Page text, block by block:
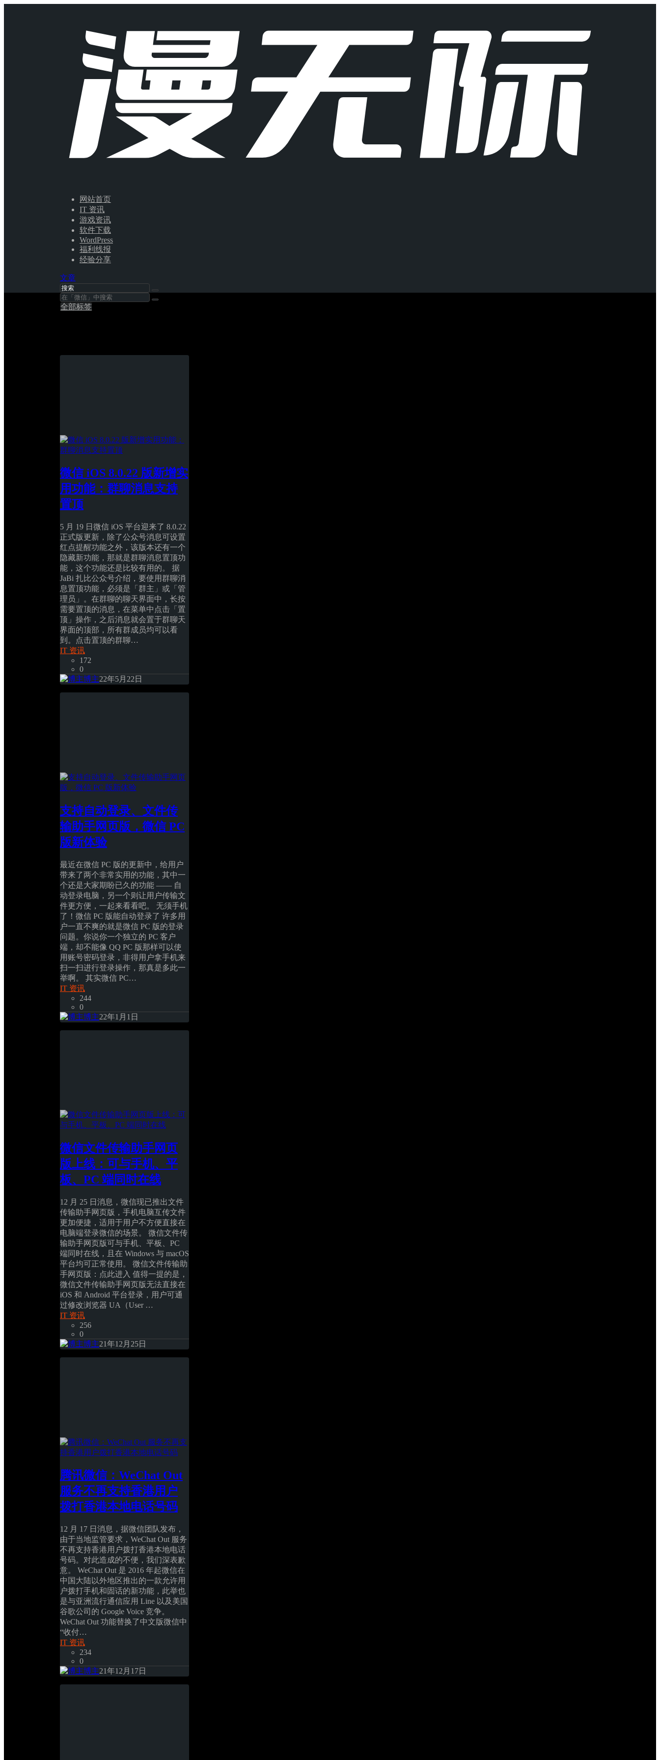
网站首页
IT 资讯
游戏资讯
软件下载
WordPress
福利线报
经验分享
文章
全部标签
微信 iOS 8.0.22 版新增实
用功能：群聊消息支持
置顶
5 月 19 日微信 iOS 平台迎来了 8.0.22
正式版更新，除了公众号消息可设置
红点提醒功能之外，该版本还有一个
隐藏新功能，那就是群聊消息置顶功
能，这个功能还是比较有用的。 据
JaBi 扎比公众号介绍，要使用群聊消
息置顶功能，必须是「群主」或「管
理员」。在群聊的聊天界面中，长按
需要置顶的消息，在菜单中点击「置
顶」操作，之后消息就会置于群聊天
界面的顶部，所有群成员均可以看
到。点击置顶的群聊…
IT 资讯
172
0
博主22年5月22日
支持自动登录、文件传
输助手网页版，微信 PC
版新体验
最近在微信 PC 版的更新中，给用户
带来了两个非常实用的功能，其中一
个还是大家期盼已久的功能 —— 自
动登录电脑，另一个则让用户传输文
件更方便，一起来看看吧。 无须手机
了！微信 PC 版能自动登录了 许多用
户一直不爽的就是微信 PC 版的登录
问题。你说你一个独立的 PC 客户
端，却不能像 QQ PC 版那样可以使
用账号密码登录，非得用户拿手机来
扫一扫进行登录操作，那真是多此一
举啊。 其实微信 PC…
IT 资讯
244
0
博主22年1月1日
微信文件传输助手网页
版上线：可与手机、平
板、PC 端同时在线
12 月 25 日消息，微信现已推出文件
传输助手网页版，手机电脑互传文件
更加便捷，适用于用户不方便直接在
电脑端登录微信的场景。 微信文件传
输助手网页版可与手机、平板、PC
端同时在线，且在 Windows 与 macOS
平台均可正常使用。 微信文件传输助
手网页版：点此进入 值得一提的是，
微信文件传输助手网页版无法直接在
iOS 和 Android 平台登录，用户可通
过修改浏览器 UA（User …
IT 资讯
256
0
博主21年12月25日
腾讯微信：WeChat Out
服务不再支持香港用户
拨打香港本地电话号码
12 月 17 日消息，据微信团队发布，
由于当地监管要求，WeChat Out 服务
不再支持香港用户拨打香港本地电话
号码。对此造成的不便，我们深表歉
意。 WeChat Out 是 2016 年起微信在
中国大陆以外地区推出的一款允许用
户拨打手机和固话的新功能，此举也
是与亚洲流行通信应用 Line 以及美国
谷歌公司的 Google Voice 竞争。
WeChat Out 功能替换了中文版微信中
“收付…
IT 资讯
234
0
博主21年12月17日